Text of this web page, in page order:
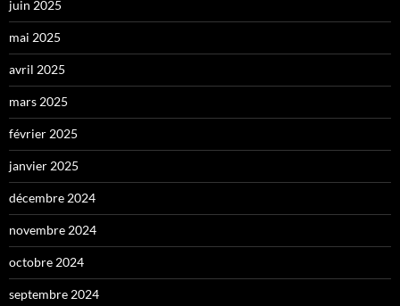
juin 2025
mai 2025
avril 2025
mars 2025
février 2025
janvier 2025
décembre 2024
novembre 2024
octobre 2024
septembre 2024